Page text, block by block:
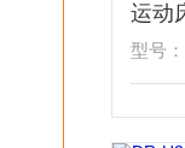
运动
型号